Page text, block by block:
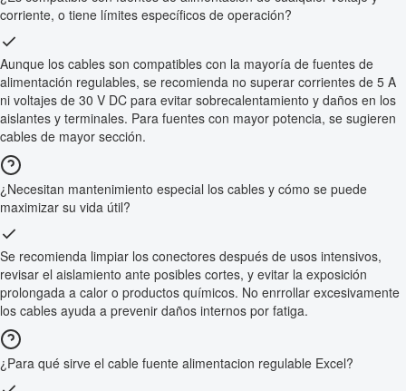
corriente, o tiene límites específicos de operación?
Aunque los cables son compatibles con la mayoría de fuentes de
alimentación regulables, se recomienda no superar corrientes de 5 A
ni voltajes de 30 V DC para evitar sobrecalentamiento y daños en los
aislantes y terminales. Para fuentes con mayor potencia, se sugieren
cables de mayor sección.
¿Necesitan mantenimiento especial los cables y cómo se puede
maximizar su vida útil?
Se recomienda limpiar los conectores después de usos intensivos,
revisar el aislamiento ante posibles cortes, y evitar la exposición
prolongada a calor o productos químicos. No enrrollar excesivamente
los cables ayuda a prevenir daños internos por fatiga.
¿Para qué sirve el cable fuente alimentacion regulable Excel?